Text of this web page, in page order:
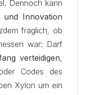
Dennoch kann
und Innovation
fraglich, ob
war: Darf
verteidigen,
Codes des
Xylon um ein